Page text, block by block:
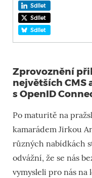
Sdílet
Sdílet
Sdílet
Zprovoznění
největších CMS
s OpenID
Po maturitě na
kamarádem Jirkou
různých nabídkách
odvážní, že se nás
vymysleli pro nás na